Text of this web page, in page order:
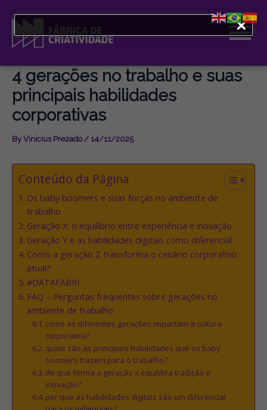
content
4 gerações no trabalho e suas
principais habilidades
corporativas
By Vinicius Prezado/ 14/11/2025
Conteúdo da Página
Os baby boomers e suas forças no ambiente de
trabalho
Geração X: o equilíbrio entre experiência e inovação
Geração Y e as habilidades digitais como diferencial
Como a geração Z transforma o cenário corporativo
atual?
#DATAFABRI
FAQ – Perguntas frequentes sobre gerações no
ambiente de trabalho
como as diferentes gerações impactam a cultura
corporativa?
quais são as principais habilidades que os baby
boomers trazem para o trabalho?
de que forma a geração x equilibra tradição e
inovação?
por que as habilidades digitais são um diferencial